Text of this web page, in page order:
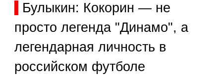
Булыкин: Кокорин — не
просто легенда "Динамо", а
легендарная личность в
российском футболе